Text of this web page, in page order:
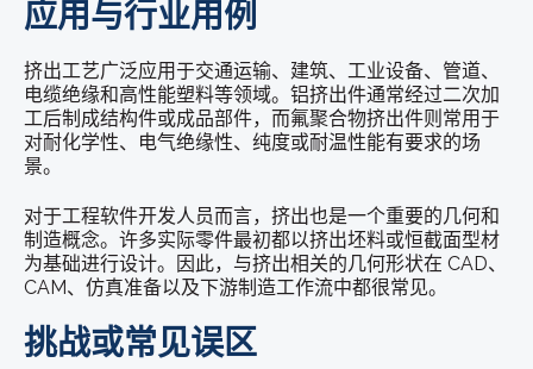
应用与行业用例
挤出工艺广泛应用于交通运输、建筑、工业设备、管道、
电缆绝缘和高性能塑料等领域。铝挤出件通常经过二次加
工后制成结构件或成品部件，而氟聚合物挤出件则常用于
对耐化学性、电气绝缘性、纯度或耐温性能有要求的场
景。
对于工程软件开发人员而言，挤出也是一个重要的几何和
制造概念。许多实际零件最初都以挤出坯料或恒截面型材
为基础进行设计。因此，与挤出相关的几何形状在 CAD、
CAM、仿真准备以及下游制造工作流中都很常见。
挑战或常见误区